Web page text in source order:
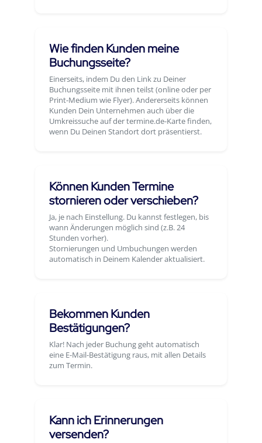
Wie finden Kunden meine
Buchungsseite?
Einerseits, indem Du den Link zu Deiner
Buchungsseite mit ihnen teilst (online oder per
Print-Medium wie Flyer). Andererseits können
Kunden Dein Unternehmen auch über die
Umkreissuche auf der termine.de-Karte finden,
wenn Du Deinen Standort dort präsentierst.
Können Kunden Termine
stornieren oder verschieben?
Ja, je nach Einstellung. Du kannst festlegen, bis
wann Änderungen möglich sind (z.B. 24
Stunden vorher).
Stornierungen und Umbuchungen werden
automatisch in Deinem Kalender aktualisiert.
Bekommen Kunden
Bestätigungen?
Klar! Nach jeder Buchung geht automatisch
eine E-Mail-Bestätigung raus, mit allen Details
zum Termin.
Kann ich Erinnerungen
versenden?